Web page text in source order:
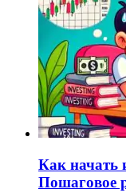
Как начать
Пошаговое